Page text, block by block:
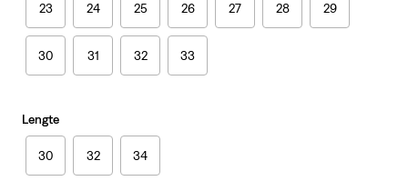
23 24 25 26 27 28 29
30 31 32 33
Lengte
30 32 34